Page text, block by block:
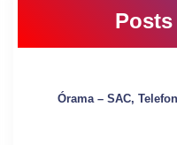
Órama – SAC,